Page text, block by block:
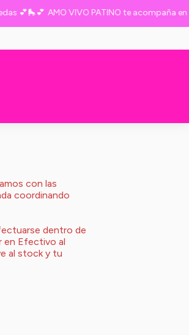
💕🛼💕 AMO VIVO PATINO te acompaña en
con las
coordinando
dentro de
en Efectivo al
al stock y tu